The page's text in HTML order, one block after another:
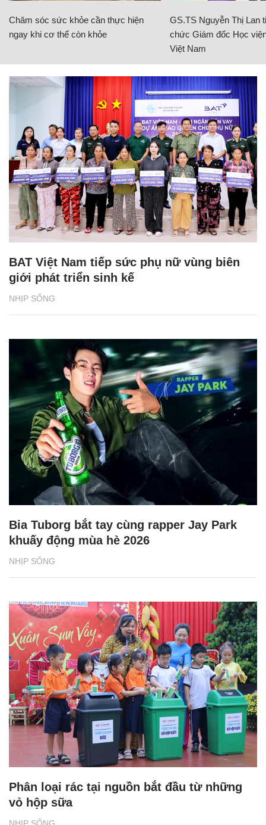
Chăm sóc sức khỏe cần thực hiện
ngay khi cơ thể còn khỏe
GS.TS Nguyễn Thị Lan
chức Giám đốc Học
Việt Nam
NHỊP SỐNG
BAT Việt Nam tiếp sức phụ nữ vùng biên
giới phát triển sinh kế
NHỊP SỐNG
Bia Tuborg bắt tay cùng rapper Jay Park
khuấy động mùa hè 2026
Phân loại rác tại nguồn bắt đầu từ những
vỏ hộp sữa